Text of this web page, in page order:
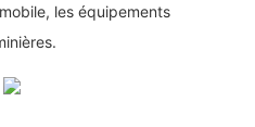
les équipements